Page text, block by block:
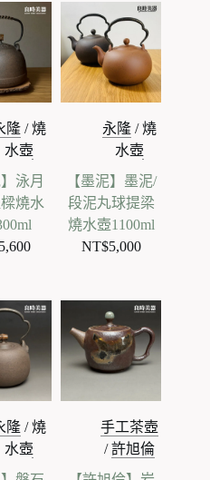
隆 /燒
水壺
泳月
燒水
5,600
永隆/燒
水壺
【墨泥】墨泥/
段泥丸球提梁
燒水壺1100ml
NT$5,000
隆 /燒
水壺
手工茶壺
/許旭倫